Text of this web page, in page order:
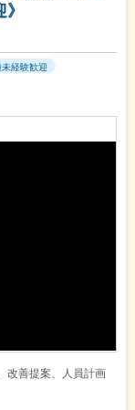
経験歓迎
改善提案、人員計画